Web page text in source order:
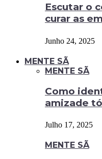
Escutar o
curar as
Junho 24, 2025
MENTE SÃ
MENTE SÃ
Como
amizade
Julho 17, 2025
MENTE SÃ